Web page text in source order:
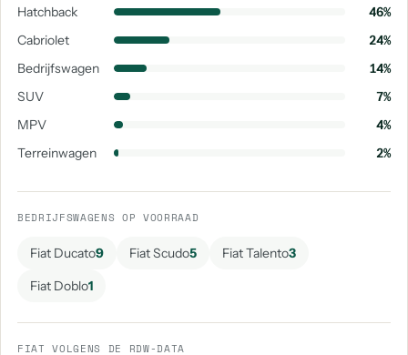
Hatchback
46%
Cabriolet
24%
Bedrijfswagen
14%
SUV
7%
MPV
4%
Terreinwagen
2%
BEDRIJFSWAGENS OP VOORRAAD
Fiat Ducato9 Fiat Scudo5 Fiat Talento3
Fiat Doblo1
FIAT VOLGENS DE RDW-DATA